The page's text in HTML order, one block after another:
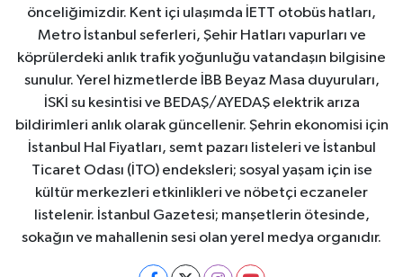
önceliğimizdir. Kent içi ulaşımda İETT otobüs hatları,
Metro İstanbul seferleri, Şehir Hatları vapurları ve
köprülerdeki anlık trafik yoğunluğu vatandaşın bilgisine
sunulur. Yerel hizmetlerde İBB Beyaz Masa duyuruları,
İSKİ su kesintisi ve BEDAŞ/AYEDAŞ elektrik arıza
bildirimleri anlık olarak güncellenir. Şehrin ekonomisi için
İstanbul Hal Fiyatları, semt pazarı listeleri ve İstanbul
Ticaret Odası (İTO) endeksleri; sosyal yaşam için ise
kültür merkezleri etkinlikleri ve nöbetçi eczaneler
listelenir. İstanbul Gazetesi; manşetlerin ötesinde,
sokağın ve mahallenin sesi olan yerel medya organıdır.